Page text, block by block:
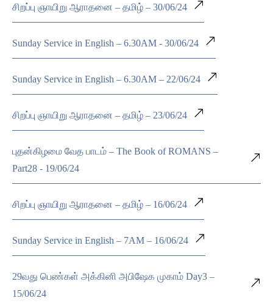
சிறப்பு ஞாயிறு ஆராதனை – தமிழ் – 30/06/24
Sunday Service in English – 6.30AM - 30/06/24
Sunday Service in English – 6.30AM – 22/06/24
சிறப்பு ஞாயிறு ஆராதனை – தமிழ் – 23/06/24
புதன்கிழமை வேத பாடம் – The Book of ROMANS –
Part28 - 19/06/24
சிறப்பு ஞாயிறு ஆராதனை – தமிழ் – 16/06/24
Sunday Service in English – 7AM – 16/06/24
29வது பெண்கள் அக்கினி அபிஷேக முகாம் Day3 –
15/06/24